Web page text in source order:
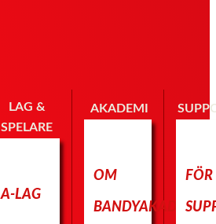
LAG &
SPELARE
A-LAG
AKADEMI
OM
BANDYAKADEMIN
FÖR